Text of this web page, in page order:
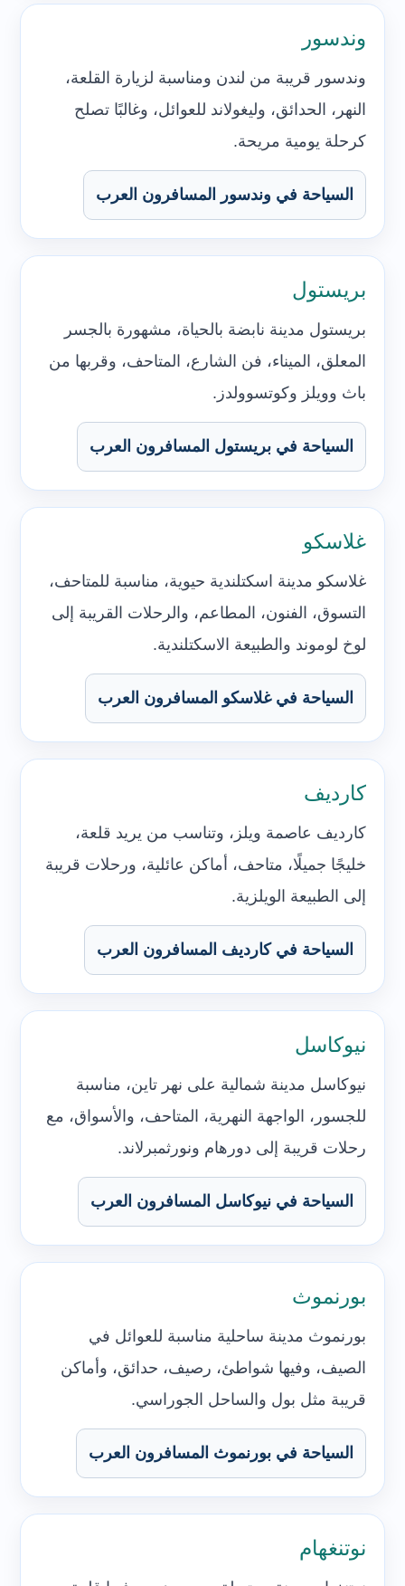
وندسور
وندسور قريبة من لندن ومناسبة لزيارة القلعة،
النهر، الحدائق، وليغولاند للعوائل، وغالبًا تصلح
كرحلة يومية مريحة.
السياحة في وندسور المسافرون العرب
بريستول
بريستول مدينة نابضة بالحياة، مشهورة بالجسر
المعلق، الميناء، فن الشارع، المتاحف، وقربها من
باث وويلز وكوتسوولدز.
السياحة في بريستول المسافرون العرب
غلاسكو
غلاسكو مدينة اسكتلندية حيوية، مناسبة للمتاحف،
التسوق، الفنون، المطاعم، والرحلات القريبة إلى
لوخ لوموند والطبيعة الاسكتلندية.
السياحة في غلاسكو المسافرون العرب
كارديف
كارديف عاصمة ويلز، وتناسب من يريد قلعة،
خليجًا جميلًا، متاحف، أماكن عائلية، ورحلات قريبة
إلى الطبيعة الويلزية.
السياحة في كارديف المسافرون العرب
نيوكاسل
نيوكاسل مدينة شمالية على نهر تاين، مناسبة
للجسور، الواجهة النهرية، المتاحف، والأسواق، مع
رحلات قريبة إلى دورهام ونورثمبرلاند.
السياحة في نيوكاسل المسافرون العرب
بورنموث
بورنموث مدينة ساحلية مناسبة للعوائل في
الصيف، وفيها شواطئ، رصيف، حدائق، وأماكن
قريبة مثل بول والساحل الجوراسي.
السياحة في بورنموث المسافرون العرب
نوتنغهام